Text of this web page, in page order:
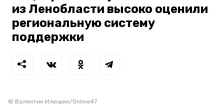
из Ленобласти высоко оценили
региональную систему
поддержки
© Валентин Илюшин/Online47